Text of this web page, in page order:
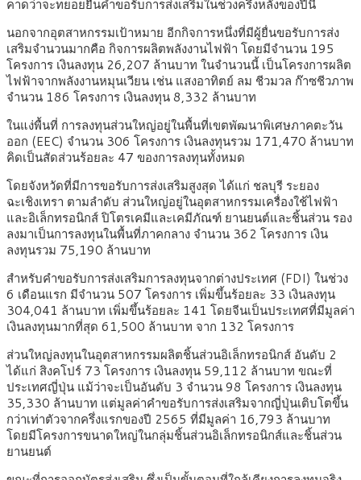
คาดว่าจะทยอยยื่นคำขอรับการส่งเสริมในช่วงครึ่งหลังของปีนี้
นอกจากอุตสาหกรรมเป้าหมาย อีกกิจการหนึ่งที่มีผู้ยื่นขอรับการส่ง
เสริมจำนวนมากคือ กิจการผลิตพลังงานไฟฟ้า โดยมีจำนวน 195
โครงการ เงินลงทุน 26,207 ล้านบาท ในจำนวนนี้ เป็นโครงการผลิต
ไฟฟ้าจากพลังงานหมุนเวียน เช่น แสงอาทิตย์ ลม ชีวมวล ก๊าซชีวภาพ
จำนวน 186 โครงการ เงินลงทุน 8,332 ล้านบาท
ในแง่พื้นที่ การลงทุนส่วนใหญ่อยู่ในพื้นที่เขตพัฒนาพิเศษภาคตะวัน
ออก (EEC) จำนวน 306 โครงการ เงินลงทุนรวม 171,470 ล้านบาท
คิดเป็นสัดส่วนร้อยละ 47 ของการลงทุนทั้งหมด
โดยจังหวัดที่มีการขอรับการส่งเสริมสูงสุด ได้แก่ ชลบุรี ระยอง
ฉะเชิงเทรา ตามลำดับ ส่วนใหญ่อยู่ในอุตสาหกรรมเครื่องใช้ไฟฟ้า
และอิเล็กทรอนิกส์ ปิโตรเคมีและเคมีภัณฑ์ ยานยนต์และชิ้นส่วน รอง
ลงมาเป็นการลงทุนในพื้นที่ภาคกลาง จำนวน 362 โครงการ เงิน
ลงทุนรวม 75,190 ล้านบาท
สำหรับคำขอรับการส่งเสริมการลงทุนจากต่างประเทศ (FDI) ในช่วง
6 เดือนแรก มีจำนวน 507 โครงการ เพิ่มขึ้นร้อยละ 33 เงินลงทุน
304,041 ล้านบาท เพิ่มขึ้นร้อยละ 141 โดยจีนเป็นประเทศที่มีมูลค่า
เงินลงทุนมากที่สุด 61,500 ล้านบาท จาก 132 โครงการ
ส่วนใหญ่ลงทุนในอุตสาหกรรมผลิตชิ้นส่วนอิเล็กทรอนิกส์ อันดับ 2
ได้แก่ สิงคโปร์ 73 โครงการ เงินลงทุน 59,112 ล้านบาท ขณะที่
ประเทศญี่ปุ่น แม้ว่าจะเป็นอันดับ 3 จำนวน 98 โครงการ เงินลงทุน
35,330 ล้านบาท แต่มูลค่าคำขอรับการส่งเสริมจากญี่ปุ่นเติบโตขึ้น
กว่าเท่าตัวจากครึ่งแรกของปี 2565 ที่มีมูลค่า 16,793 ล้านบาท
โดยมีโครงการขนาดใหญ่ในกลุ่มชิ้นส่วนอิเล็กทรอนิกส์และชิ้นส่วน
ยานยนต์